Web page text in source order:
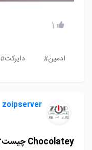
1
ادمین# دایرکت#
zoipserver
Chocolatey چیست؟ و چگونه نصب می‌شود؟